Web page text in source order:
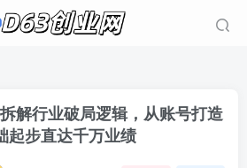
解行业破局逻辑，从账号打造
起步直达千万业绩